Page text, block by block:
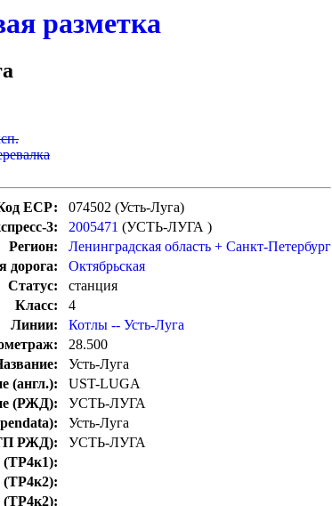
разметка
ЕСР:
074502 (Усть-Луга)
3:
2005471 (УСТЬ-ЛУГА )
Регион:
Ленинградская область + Санкт-Петербург
дорога:
Октябрьская
Статус:
станция
Класс:
4
Линии:
Котлы -- Усть-Луга
28.500
Усть-Луга
(англ.):
UST-LUGA
(РЖД):
УСТЬ-ЛУГА
Усть-Луга
РЖД):
УСТЬ-ЛУГА
(ТР4к1):
(ТР4к2):
(ТР4к2):